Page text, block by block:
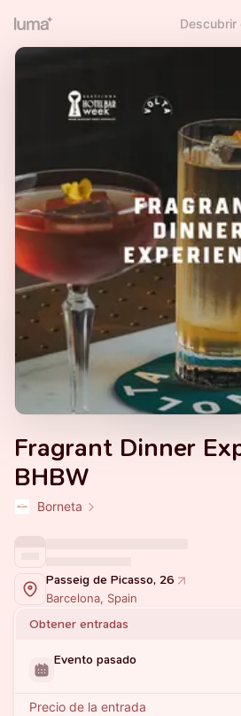
Descubrir
Fragrant Dinner
BHBW
Borneta
Passeig de Picasso, 26
Barcelona, Spain
Obtener entradas
Evento pasado
Precio de la entrada